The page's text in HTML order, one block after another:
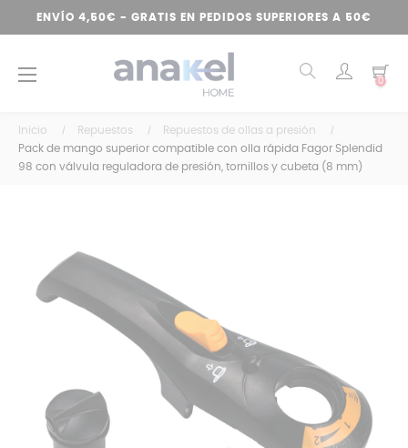
ENVÍO 4,50€ - GRATIS EN PEDIDOS SUPERIORES A 50€
Navegación
☰ 0
Inicio Repuestos
Repuestos de ollas a presión
Pack de mango superior compatible con olla rápida Fagor Splendid
98 con válvula reguladora de presión, tornillos y cubeta (8 mm)